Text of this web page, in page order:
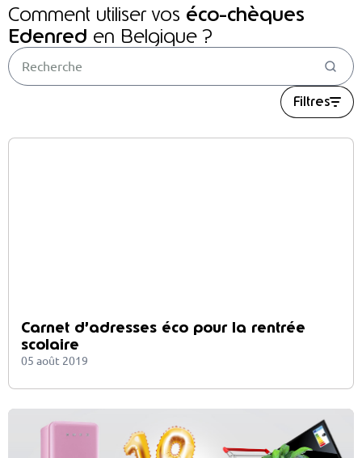
Comment utiliser vos éco-chèques
Edenred en Belgique ?
Filtres
Carnet d’adresses éco pour la rentrée
scolaire
05 août 2019